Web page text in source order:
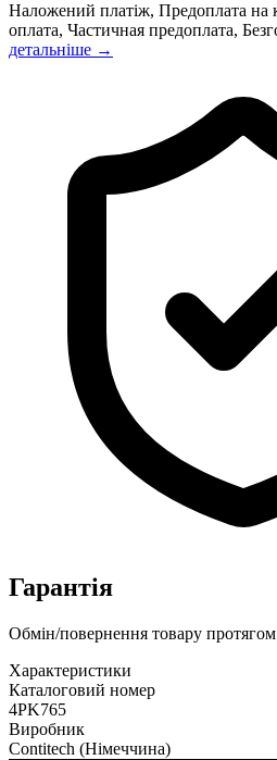
Наложений платіж, Предоплата на
оплата, Частичная предоплата,
детальніше →
Гарантія
Обмін/повернення товару протягом
Характеристики
Каталоговий номер
4PK765
Виробник
Contitech (Німеччина)